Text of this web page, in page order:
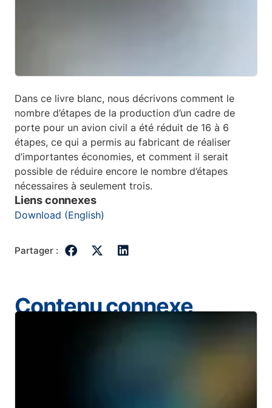
Dans ce livre blanc, nous décrivons comment le
nombre d’étapes de la production d’un cadre de
porte pour un avion civil a été réduit de 16 à 6
étapes, ce qui a permis au fabricant de réaliser
d’importantes économies, et comment il serait
possible de réduire encore le nombre d’étapes
nécessaires à seulement trois.
Liens connexes
Download (English)
Partager :
Contenu connexe